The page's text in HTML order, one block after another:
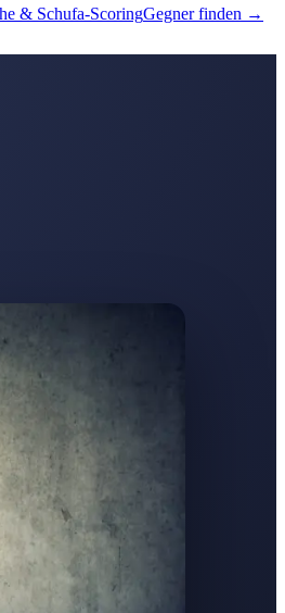
& Schufa-ScoringGegner finden →